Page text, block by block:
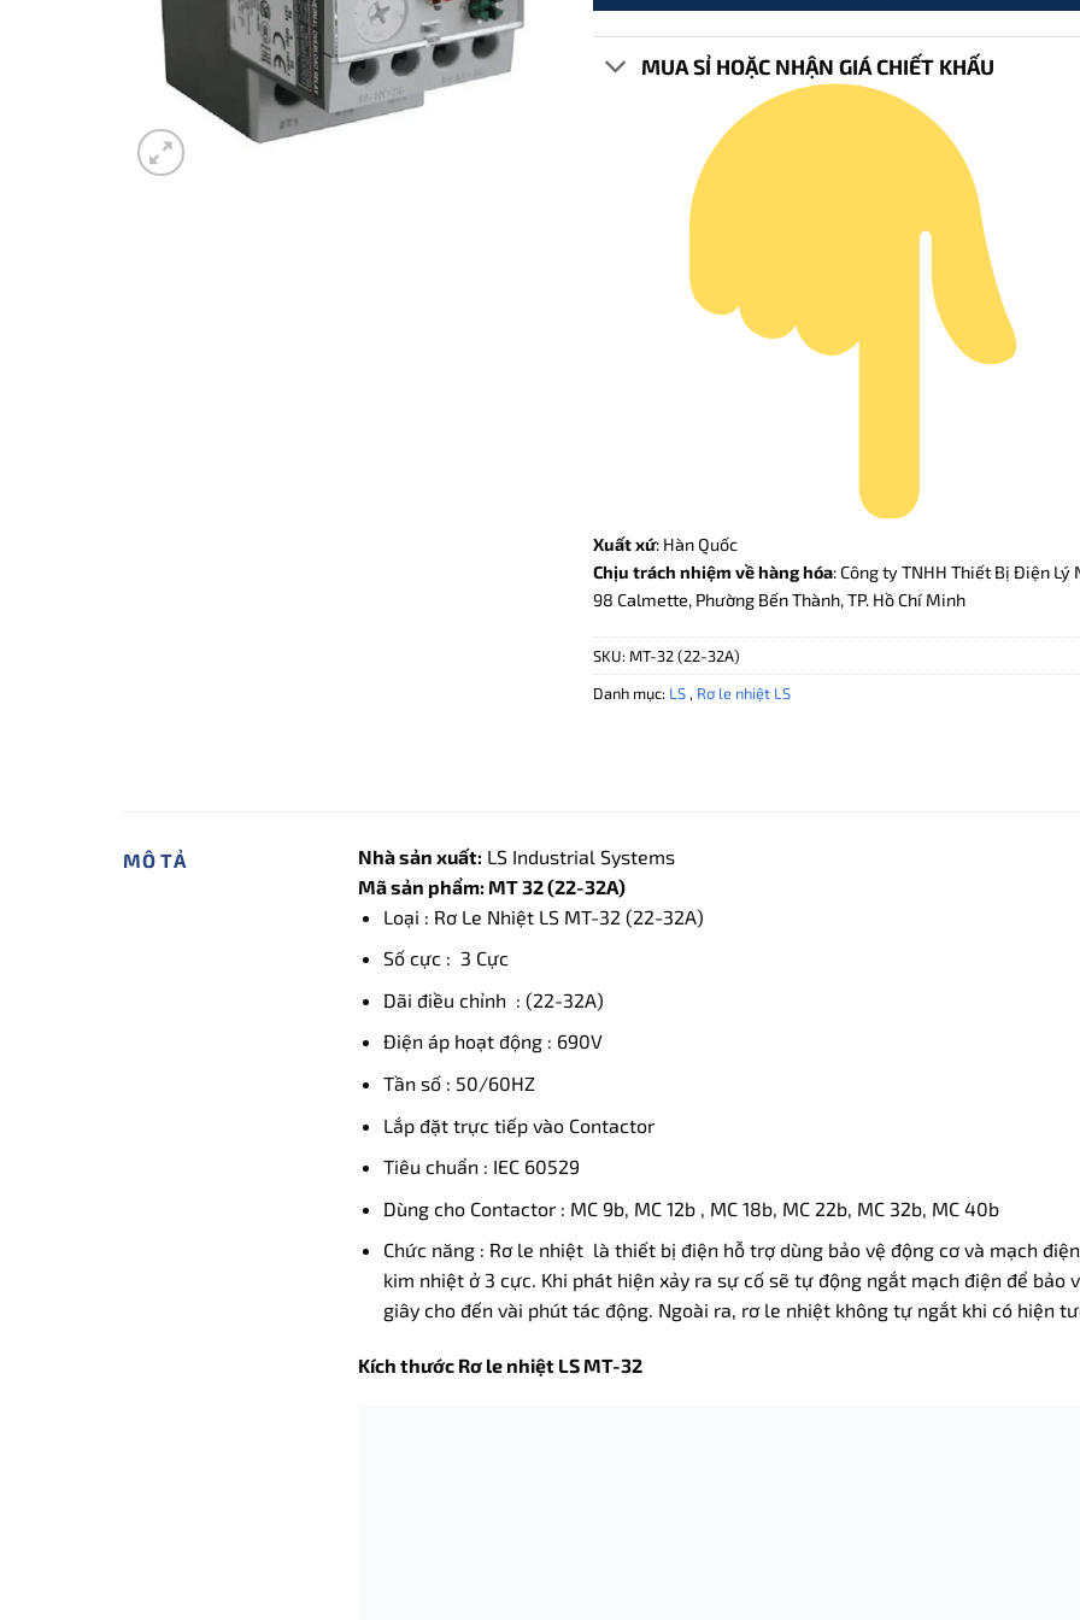
MUA SỈ HOẶC NHẬN GIÁ CHIẾT KHẤU
Xuất xứ: Hàn Quốc
Chịu trách nhiệm về hàng hóa: Công ty TNHH Thiết Bị Điện Lý
98 Calmette, Phường Bến Thành, TP. Hồ Chí Minh
SKU: MT-32 (22-32A)
Danh mục: LS , Rơ le nhiệt LS
MÔ TẢ Nhà sản xuất: LS Industrial Systems
Mã sản phẩm: MT 32 (22-32A)
Loại : Rơ Le Nhiệt LS MT-32 (22-32A)
Số cực : 3 Cực
Dãi điều chỉnh : (22-32A)
Điện áp hoạt động : 690V
Tần số : 50/60HZ
Lắp đặt trực tiếp vào Contactor
Tiêu chuẩn : IEC 60529
Dùng cho Contactor : MC 9b, MC 12b , MC 18b, MC 22b, MC 32b, MC 40b
Chức năng : Rơ le nhiệt là thiết bị điện hỗ trợ dùng bảo vệ động cơ và mạch
kim nhiệt ở 3 cực. Khi phát hiện xảy ra sự cố sẽ tự động ngắt mạch điện để
giây cho đến vài phút tác động. Ngoài ra, rơ le nhiệt không tự ngắt khi có hiện
Kích thước Rơ le nhiệt LS MT-32